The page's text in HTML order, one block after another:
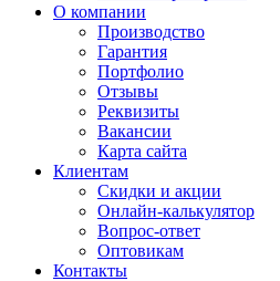
О компании
Производство
Гарантия
Портфолио
Отзывы
Реквизиты
Вакансии
Карта сайта
Клиентам
Скидки и акции
Онлайн-калькулятор
Вопрос-ответ
Оптовикам
Контакты